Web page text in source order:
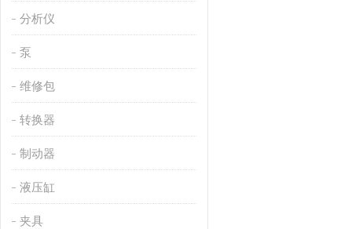
分析仪
泵
维修包
转换器
制动器
液压缸
夹具